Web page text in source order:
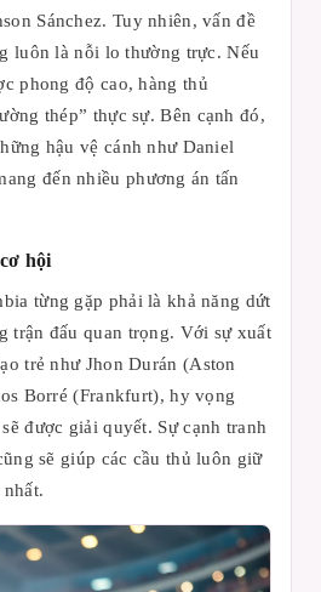
Sánchez. Tuy nhiên, vấn đề
luôn là nỗi lo thường trực. Nếu
phong độ cao, hàng thủ
thép” thực sự. Bên cạnh đó,
hậu vệ cánh như Daniel
đến nhiều phương án tấn
hội
từng gặp phải là khả năng dứt
trận đấu quan trọng. Với sự xuất
trẻ như Jhon Durán (Aston
Borré (Frankfurt), hy vọng
được giải quyết. Sự cạnh tranh
sẽ giúp các cầu thủ luôn giữ